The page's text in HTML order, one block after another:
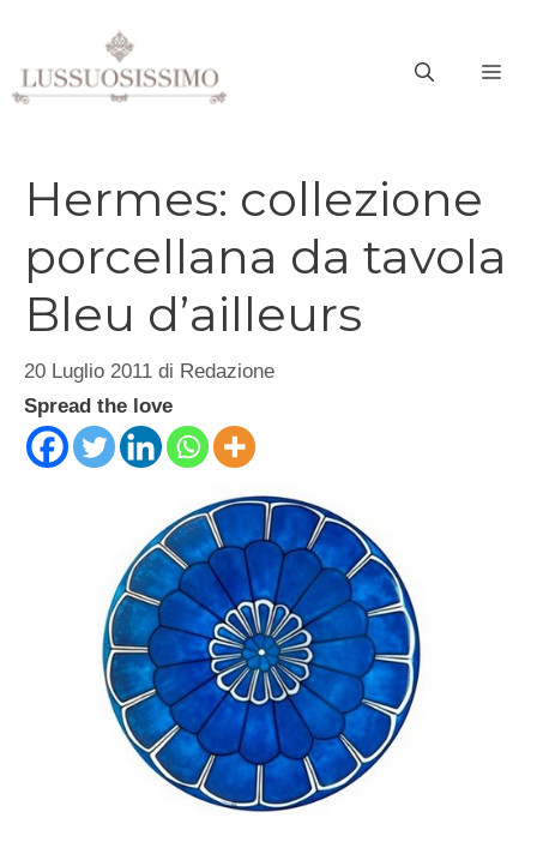
contenuto
Hermes: collezione
porcellana da tavola
Bleu d’ailleurs
20 Luglio 2011 di Redazione
Spread the love